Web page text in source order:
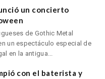
un concierto
de Gothic Metal
un espectáculo especial de
en la antigua...
con el baterista y